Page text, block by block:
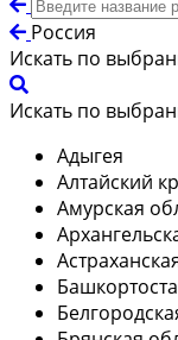
Россия
Искать по
Искать по
Адыгея
Алтайский
Амурская